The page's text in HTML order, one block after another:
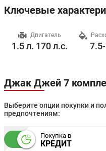
Ключевые
Двигатель
1.5 л. 170 л.с.
Джак Джей 7
Выберите опции покупки и
предпочтениям:
Покупка в
КРЕДИТ